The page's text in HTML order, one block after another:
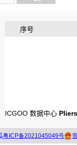
序号
ICGOO 数据中心 Pliers